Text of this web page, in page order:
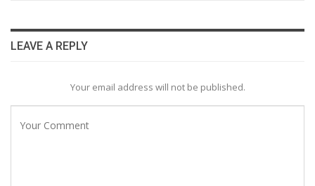
LEAVE A REPLY
Your email address will not be published.